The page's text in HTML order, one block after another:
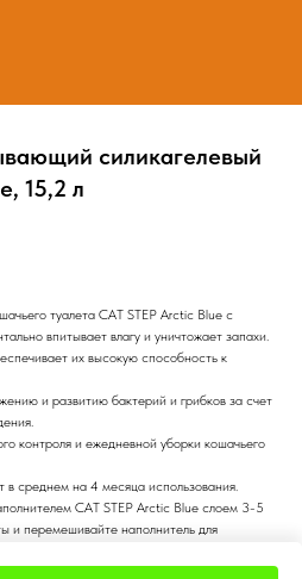
силикагелевый
15,2 л
туалета CAT STEP Arctic Blue с
впитывает влагу и уничтожает запахи.
их высокую способность к
и развитию бактерий и грибков за счет
контроля и ежедневной уборки кошачьего
в среднем на 4 месяца использования.
CAT STEP Arctic Blue слоем 3-5
и перемешивайте наполнитель для
их новой порцией наполнителя.